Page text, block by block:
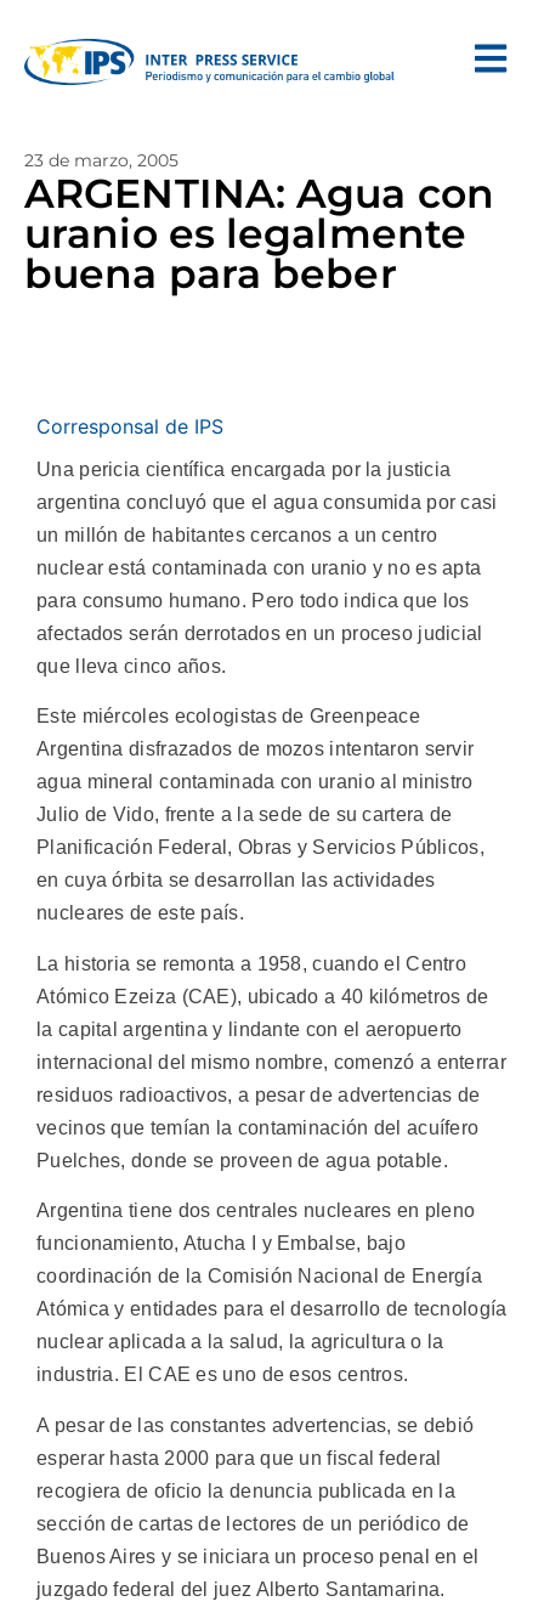
23 de marzo, 2005
ARGENTINA: Agua con
uranio es legalmente
buena para beber
Corresponsal de IPS
Una pericia científica encargada por la justicia
argentina concluyó que el agua consumida por casi
un millón de habitantes cercanos a un centro
nuclear está contaminada con uranio y no es apta
para consumo humano. Pero todo indica que los
afectados serán derrotados en un proceso judicial
que lleva cinco años.
Este miércoles ecologistas de Greenpeace
Argentina disfrazados de mozos intentaron servir
agua mineral contaminada con uranio al ministro
Julio de Vido, frente a la sede de su cartera de
Planificación Federal, Obras y Servicios Públicos,
en cuya órbita se desarrollan las actividades
nucleares de este país.
La historia se remonta a 1958, cuando el Centro
Atómico Ezeiza (CAE), ubicado a 40 kilómetros de
la capital argentina y lindante con el aeropuerto
internacional del mismo nombre, comenzó a enterrar
residuos radioactivos, a pesar de advertencias de
vecinos que temían la contaminación del acuífero
Puelches, donde se proveen de agua potable.
Argentina tiene dos centrales nucleares en pleno
funcionamiento, Atucha I y Embalse, bajo
coordinación de la Comisión Nacional de Energía
Atómica y entidades para el desarrollo de tecnología
nuclear aplicada a la salud, la agricultura o la
industria. El CAE es uno de esos centros.
A pesar de las constantes advertencias, se debió
esperar hasta 2000 para que un fiscal federal
recogiera de oficio la denuncia publicada en la
sección de cartas de lectores de un periódico de
Buenos Aires y se iniciara un proceso penal en el
juzgado federal del juez Alberto Santamarina.